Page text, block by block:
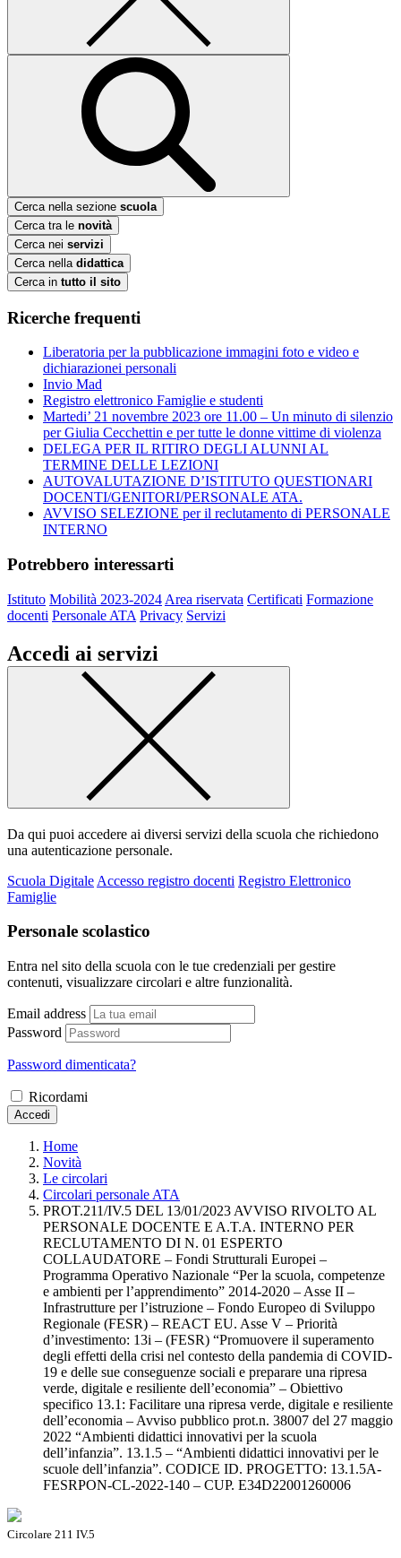
Cerca nella sezione scuola
Cerca tra le novità
Cerca nei servizi
Cerca nella didattica
Cerca in tutto il sito
Ricerche frequenti
Liberatoria per la pubblicazione immagini foto e video e
dichiarazionei personali
Invio Mad
Registro elettronico Famiglie e studenti
Martedi’ 21 novembre 2023 ore 11.00 – Un minuto di silenzio
per Giulia Cecchettin e per tutte le donne vittime di violenza
DELEGA PER IL RITIRO DEGLI ALUNNI AL
TERMINE DELLE LEZIONI
AUTOVALUTAZIONE D’ISTITUTO QUESTIONARI
DOCENTI/GENITORI/PERSONALE ATA.
AVVISO SELEZIONE per il reclutamento di PERSONALE
INTERNO
Potrebbero interessarti
Istituto Mobilità 2023-2024 Area riservata Certificati Formazione
docenti Personale ATA Privacy Servizi
Accedi ai servizi
Da qui puoi accedere ai diversi servizi della scuola che richiedono
una autenticazione personale.
Scuola Digitale Accesso registro docenti Registro Elettronico
Famiglie
Personale scolastico
Entra nel sito della scuola con le tue credenziali per gestire
contenuti, visualizzare circolari e altre funzionalità.
Email address
Password
Password dimenticata?
Ricordami
Accedi
Home
Novità
Le circolari
Circolari personale ATA
PROT.211/IV.5 DEL 13/01/2023 AVVISO RIVOLTO AL
PERSONALE DOCENTE E A.T.A. INTERNO PER
RECLUTAMENTO DI N. 01 ESPERTO
COLLAUDATORE – Fondi Strutturali Europei –
Programma Operativo Nazionale “Per la scuola, competenze
e ambienti per l’apprendimento” 2014-2020 – Asse II –
Infrastrutture per l’istruzione – Fondo Europeo di Sviluppo
Regionale (FESR) – REACT EU. Asse V – Priorità
d’investimento: 13i – (FESR) “Promuovere il superamento
degli effetti della crisi nel contesto della pandemia di COVID-
19 e delle sue conseguenze sociali e preparare una ripresa
verde, digitale e resiliente dell’economia” – Obiettivo
specifico 13.1: Facilitare una ripresa verde, digitale e resiliente
dell’economia – Avviso pubblico prot.n. 38007 del 27 maggio
2022 “Ambienti didattici innovativi per la scuola
dell’infanzia”. 13.1.5 – “Ambienti didattici innovativi per le
scuole dell’infanzia”. CODICE ID. PROGETTO: 13.1.5A-
FESRPON-CL-2022-140 – CUP. E34D22001260006
Circolare 211 IV.5